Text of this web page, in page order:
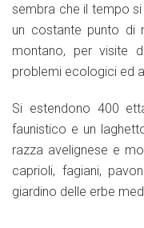
sembra che il tempo
un costante punto di
montano, per visite
problemi ecologici ed
Si estendono 400
faunistico e un
razza avelignese e
caprioli, fagiani,
giardino delle erbe